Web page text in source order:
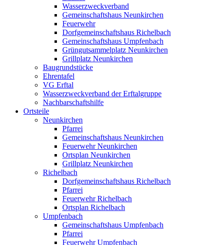
Wasserzweckverband
Gemeinschaftshaus Neunkirchen
Feuerwehr
Dorfgemeinschaftshaus Richelbach
Gemeinschaftshaus Umpfenbach
Grüngutsammelplatz Neunkirchen
Grillplatz Neunkirchen
Baugrundstücke
Ehrentafel
VG Erftal
Wasserzweckverband der Erftalgruppe
Nachbarschaftshilfe
Ortsteile
Neunkirchen
Pfarrei
Gemeinschaftshaus Neunkirchen
Feuerwehr Neunkirchen
Ortsplan Neunkirchen
Grillplatz Neunkirchen
Richelbach
Dorfgemeinschaftshaus Richelbach
Pfarrei
Feuerwehr Richelbach
Ortsplan Richelbach
Umpfenbach
Gemeinschaftshaus Umpfenbach
Pfarrei
Feuerwehr Umpfenbach